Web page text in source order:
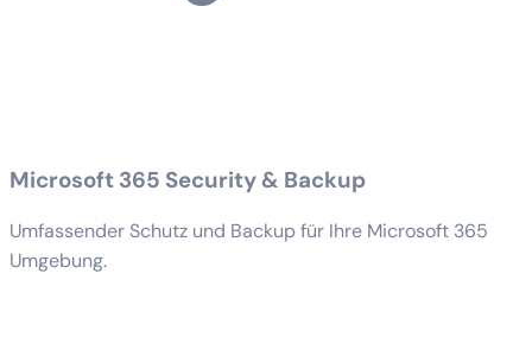
Microsoft 365 Security & Backup
Umfassender Schutz und Backup für Ihre Microsoft 365
Umgebung.